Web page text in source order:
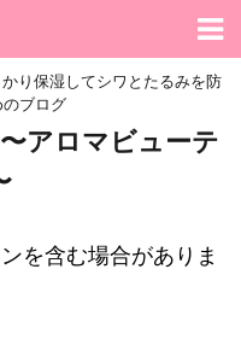
り保湿してシワとたるみを防
のブログ
アロマビューテ
を含む場合がありま